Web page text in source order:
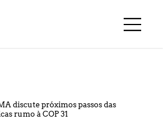
discute próximos passos das
rumo à COP 31